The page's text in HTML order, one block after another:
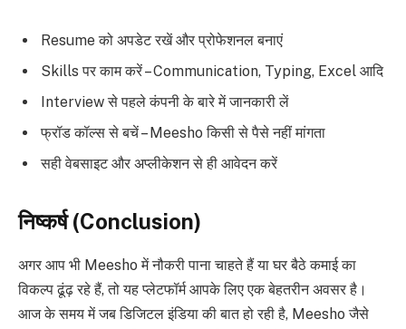
Resume को अपडेट रखें और प्रोफेशनल बनाएं
Skills पर काम करें – Communication, Typing, Excel आदि
Interview से पहले कंपनी के बारे में जानकारी लें
फ्रॉड कॉल्स से बचें – Meesho किसी से पैसे नहीं मांगता
सही वेबसाइट और अप्लीकेशन से ही आवेदन करें
निष्कर्ष (Conclusion)
अगर आप भी Meesho में नौकरी पाना चाहते हैं या घर बैठे कमाई का
विकल्प ढूंढ़ रहे हैं, तो यह प्लेटफॉर्म आपके लिए एक बेहतरीन अवसर है।
आज के समय में जब डिजिटल इंडिया की बात हो रही है, Meesho जैसे